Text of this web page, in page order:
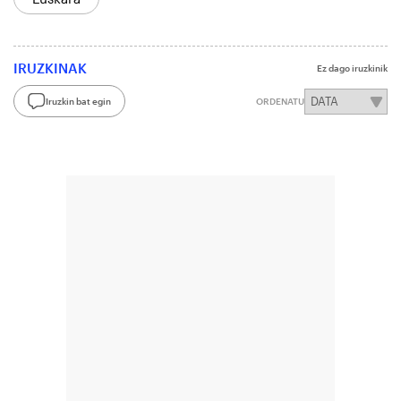
IRUZKINAK Ez dago iruzkinik
Iruzkin bat egin ORDENATU